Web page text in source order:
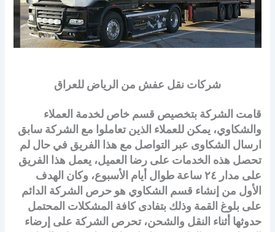
شركات نقل عفش من الرياض للعراق
قامت الشركة بتخصيص قسم خاص لخدمة العملاء
والشكاوي، يمكن للعملاء الذين تعاملوا مع الشركة سابق
ارسال الشكاوى عبر التواصل مع هذا الفريق في حال لم
تحصل هذه الخدمات على رضا العميل، يعمل هذا الفريق
على مدار ٢٤ ساعة طوال أيام الأسبوع، وكان الهدف
الأول من إنشاء قسم الشكاوي هو حرص الشركة الدائم
على بلوغ القمة وذلك بتفادى كافة المشكلات المحتمل
حدوثها أثناء النقل والشحن، تحرص الشركة على إرضاء